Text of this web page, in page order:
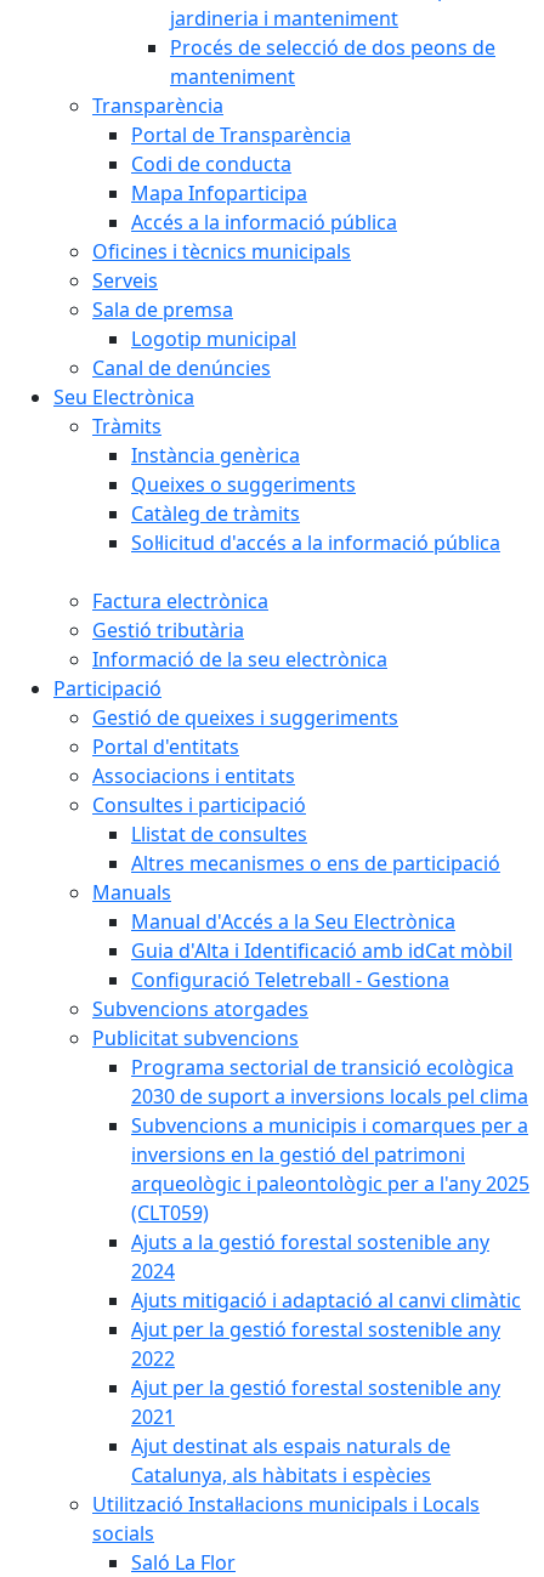
jardineria i manteniment
Procés de selecció de dos peons de
manteniment
Transparència
Portal de Transparència
Codi de conducta
Mapa Infoparticipa
Accés a la informació pública
Oficines i tècnics municipals
Serveis
Sala de premsa
Logotip municipal
Canal de denúncies
Seu Electrònica
Tràmits
Instància genèrica
Queixes o suggeriments
Catàleg de tràmits
Sol·licitud d'accés a la informació pública
Factura electrònica
Gestió tributària
Informació de la seu electrònica
Participació
Gestió de queixes i suggeriments
Portal d'entitats
Associacions i entitats
Consultes i participació
Llistat de consultes
Altres mecanismes o ens de participació
Manuals
Manual d'Accés a la Seu Electrònica
Guia d'Alta i Identificació amb idCat mòbil
Configuració Teletreball - Gestiona
Subvencions atorgades
Publicitat subvencions
Programa sectorial de transició ecològica
2030 de suport a inversions locals pel clima
Subvencions a municipis i comarques per a
inversions en la gestió del patrimoni
arqueològic i paleontològic per a l'any 2025
(CLT059)
Ajuts a la gestió forestal sostenible any
2024
Ajuts mitigació i adaptació al canvi climàtic
Ajut per la gestió forestal sostenible any
2022
Ajut per la gestió forestal sostenible any
2021
Ajut destinat als espais naturals de
Catalunya, als hàbitats i espècies
Utilització Instal·lacions municipals i Locals
socials
Saló La Flor